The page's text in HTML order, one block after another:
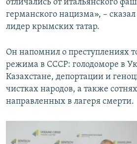
отличались от итальянского
германского нацизма», –
лидер крымских татар.
Он напомнил о преступлениях
режима в СССР: голодоморе в
Казахстане, депортации и
чистках народов, а также
направленных в лагеря смерти.